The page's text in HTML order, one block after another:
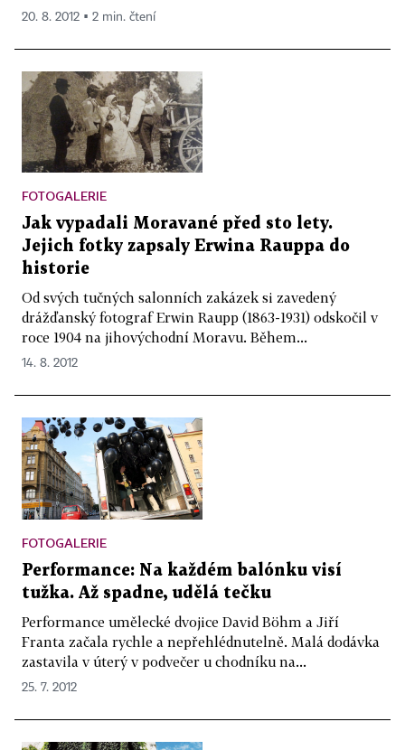
20. 8. 2012 ▪ 2 min. čtení
FOTOGALERIE
Jak vypadali Moravané před sto lety.
Jejich fotky zapsaly Erwina Rauppa do
historie
Od svých tučných salonních zakázek si zavedený
drážďanský fotograf Erwin Raupp (1863-1931) odskočil v
roce 1904 na jihovýchodní Moravu. Během...
14. 8. 2012
FOTOGALERIE
Performance: Na každém balónku visí
tužka. Až spadne, udělá tečku
Performance umělecké dvojice David Böhm a Jiří
Franta začala rychle a nepřehlédnutelně. Malá dodávka
zastavila v úterý v podvečer u chodníku na...
25. 7. 2012